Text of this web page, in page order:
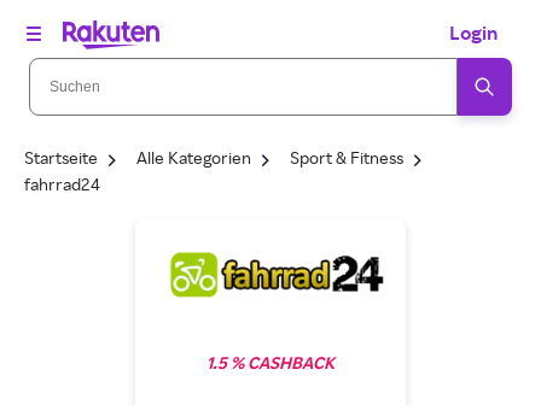
Login
Startseite Alle Kategorien
Sport & Fitness
fahrrad24
1.5 % CASHBACK